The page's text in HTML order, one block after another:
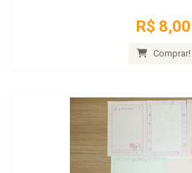
R$ 8,00
Comprar!